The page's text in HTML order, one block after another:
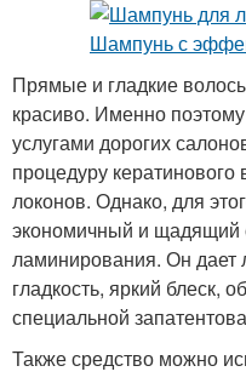
Прямые и гладкие
красиво. Именно
услугами дорогих
процедуру
локонов. Однако, для
экономичный и щадящий
ламинирования. Он
гладкость, яркий блеск,
специальной
Также средство можно